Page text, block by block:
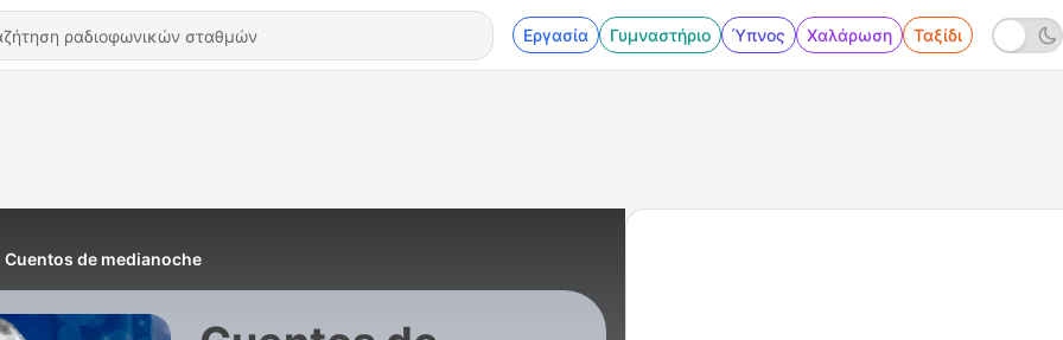
Εργασία Γυμναστήριο Ύπνος Χαλάρωση Ταξίδι
Cuentos de medianoche